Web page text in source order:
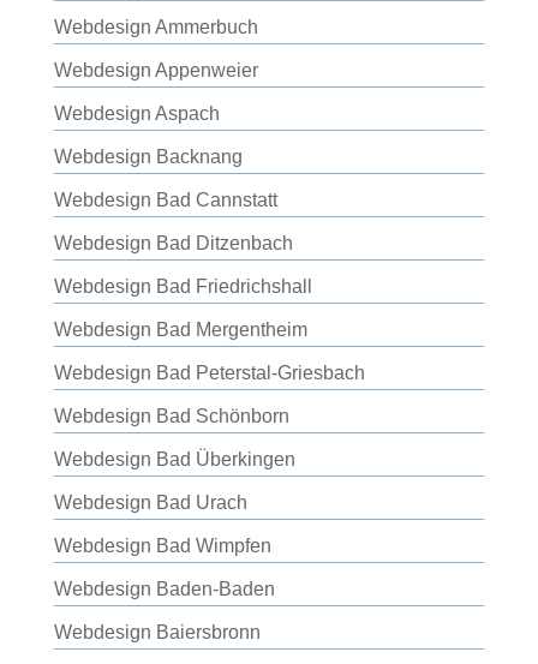
Webdesign Ammerbuch
Webdesign Appenweier
Webdesign Aspach
Webdesign Backnang
Webdesign Bad Cannstatt
Webdesign Bad Ditzenbach
Webdesign Bad Friedrichshall
Webdesign Bad Mergentheim
Webdesign Bad Peterstal-Griesbach
Webdesign Bad Schönborn
Webdesign Bad Überkingen
Webdesign Bad Urach
Webdesign Bad Wimpfen
Webdesign Baden-Baden
Webdesign Baiersbronn